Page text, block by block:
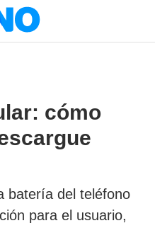
cómo
batería del teléfono
para el usuario,